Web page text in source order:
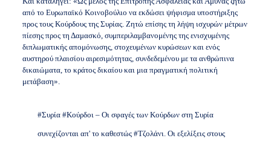
από το Ευρωπαϊκό Κοινοβούλιο να εκδώσει ψήφισμα υποστήριξης
προς τους Κούρδους της Συρίας. Ζητώ επίσης τη λήψη ισχυρών μέτρων
πίεσης προς τη Δαμασκό, συμπεριλαμβανομένης της ενισχυμένης
διπλωματικής απομόνωσης, στοχευμένων κυρώσεων και ενός
αυστηρού πλαισίου αιρεσιμότητας, συνδεδεμένου με τα ανθρώπινα
δικαιώματα, το κράτος δικαίου και μια πραγματική πολιτική
μετάβαση».
#Συρία #Κούρδοι– Οι σφαγές των Κούρδων στη Συρία
συνεχίζονται απ' το καθεστώς #Τζολάνι. Οι εξελίξεις στους